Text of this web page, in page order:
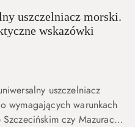
uszczelniacz morski.
wskazówki
uszczelniacz
wymagających warunkach
czy Mazurach.